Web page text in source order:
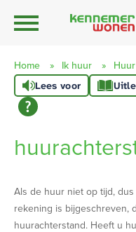
Naar hoofdinhoud
Naar hoofdnavigatiemenu
Naar zoeken
Naar de
Ga naar Hoofd
Home Ik huur
Lees voor
Als de huur niet op tijd,
rekening is bijgeschreven,
huurachterstand. Heeft u